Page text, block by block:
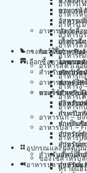
อาหารเ
อาหารห
อาหารเ
อาหารก
อาหารลิ
อาหารเ
อาหารสัตว์เลี้
อาหารกิ้
อาหารงู
อาหารเ
อาหารก
อาหารนก –
อาหารปลา –
อาหารป
อุปกรณและผลิตภัณ
ของใช้สำหรับสั
ทรายแฮ
อาหารลิ
อาหารเ
อาหารสัตว์เลี้
อาหารกิ้
อาหารงู
อาหารเ
อาหารก
อาหารนก –
อาหารปลา –
อาหารป
ของเล่น
วัสดุรอง
ปลอกคอ
เสื้อผ้าสั
ของใช้สำหรับสั
โดมนอน
ของประ
หลอดไฟ
ของใช้สำหรับผู้
ผลิตภัณฑ์
กระเป๋า
รถเข็นสั
อุปกรณ์ตั
อุปกรณ์ก
แก็ดเจ็ต
อุปกรณ์เ
กรงสัตว์เลี้ยง –
เลือกซื้อตามหมวด
สำหรับสัตว์เลี้ย
สำหรับสุ
สำหรับแ
สำหรับก
สำหรับก
สำหรับชิ
สำหรับชู
สำหรับห
สำหรับสัตว์เลี้ย
สำหรับแ
อาหารปลา – Fish